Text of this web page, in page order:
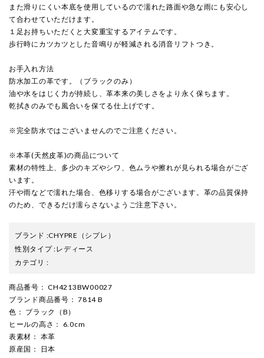
また滑りにくい本底を使用しているので濡れた路面や急な雨にも安心し
て合わせていただけます。
１足お持ちいただくと大変重宝するアイテムです。
歩行時にカツカツとした音鳴りが軽減される消音リフトつき。
お手入れ方法
防水加工の革です。（ブラックのみ）
油や水をはじく力が持続し、革本来の美しさをより永く保ちます。
乾拭きのみでも風合いを保てる仕上げです。
※完全防水ではございませんのでご注意ください。
※本革(天然皮革)の商品について
素材の特性上、多少のキズやシワ、色ムラや擦れが見られる場合がござ
います。
汗や雨などで濡れた場合、色移りする場合がございます。革の品質保持
のため、できるだけ濡らさないようご注意下さい。
ブランド :CHYPRE （シプレ）
性別タイプ:レディース
カテゴリ :
商品番号 ： CH4213BW00027
ブランド商品番号 ： 7814 B
色 ： ブラック（B）
ヒールの高さ ： 6.0cm
表素材 ： 本革
原産国 ： 日本